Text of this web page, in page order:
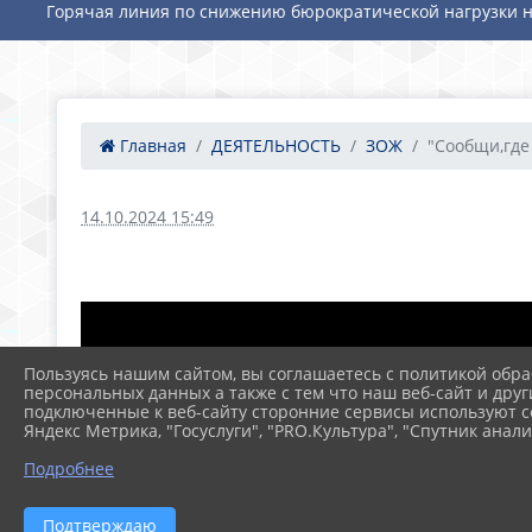
Горячая линия по снижению бюрократической нагрузки
Главная ДЕЯТЕЛЬНОСТЬ ЗОЖ
14.10.2024 15:49
Пользуясь нашим сайтом, вы соглашаетесь с политикой
персональных данных а также с тем что наш веб-сайт и
подключенные к веб-сайту сторонние сервисы используют
Яндекс Метрика, "Госуслуги", "PRO.Культура", "Спутник
Подробнее
Подтверждаю